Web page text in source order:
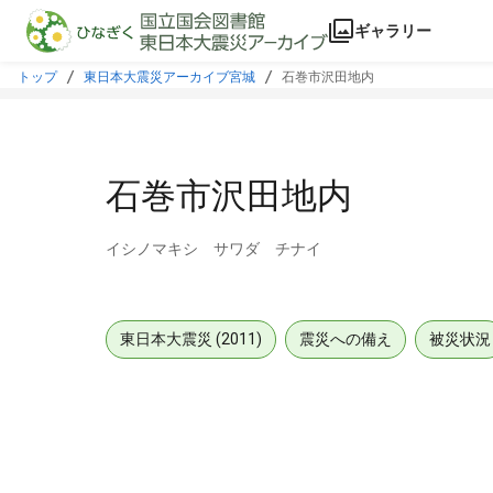
本文に飛ぶ
ギャラリー
トップ 東日本大震災アーカイブ宮城 石巻市沢田地内
石巻市沢田地内
イシノマキシ サワダ チナイ
東日本大震災 (2011) 震災への備え 被災状況